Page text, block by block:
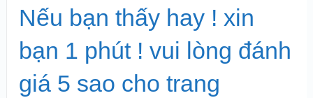
Nếu bạn thấy hay ! xin
bạn 1 phút ! vui lòng đánh
giá 5 sao cho trang